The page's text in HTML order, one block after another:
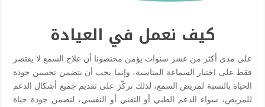
كيف نعمل في العيادة
على مدى أكثر من عشر سنوات يؤمن مختصونا أن علاج السمع لا يقتصر
فقط على اختيار السماعة المناسبة، وإنما يجب أن يتضمن تحسين جودة
الحياة بالنسبة لمريض السمع، لذلك نركّز على تقديم جميع أشكال الدعم
للمريض، سواء الدعم الطبي أو التقني أو النفسي، لنضمن جودة حياة